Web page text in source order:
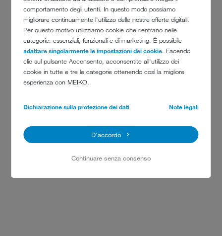
comportamento degli utenti. In questo modo possiamo
migliorare continuamente l'utilizzo delle nostre offerte digitali.
Per questo motivo utilizziamo cookie che rientrano nelle
categorie: essenziali, funzionali e di marketing. È possibile
adattare singolarmente le impostazioni dei cookie. Facendo
clic sul pulsante Acconsento, acconsentite all'utilizzo dei
cookie in tutte e tre le categorie ottenendo così la migliore
esperienza con MEIKO.
Dichiarazione sulla protezione dei dati Note legali
D'accordo
Continuare senza consenso
90000
tonnellate di acciaio inossidabile prodotto dal